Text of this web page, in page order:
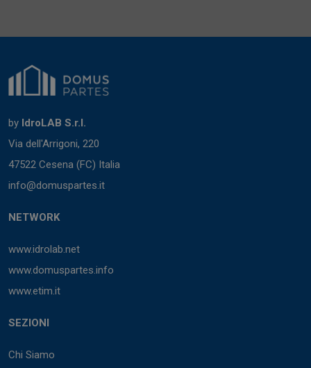
by IdroLAB S.r.l.
Via dell'Arrigoni, 220
47522 Cesena (FC) Italia
info@domuspartes.it
NETWORK
www.idrolab.net
www.domuspartes.info
www.etim.it
SEZIONI
Chi Siamo